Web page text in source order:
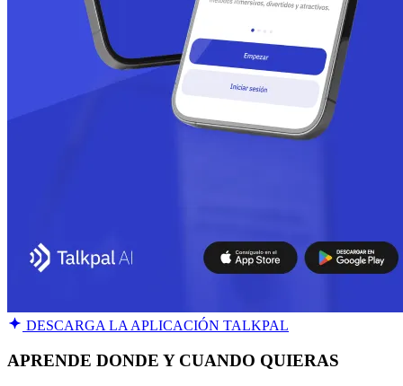
DESCARGA LA APLICACIÓN TALKPAL
APRENDE DONDE Y CUANDO QUIERAS